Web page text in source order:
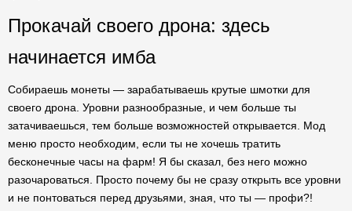
Прокачай своего дрона: здесь
начинается имба
Собираешь монеты — зарабатываешь крутые шмотки для
своего дрона. Уровни разнообразные, и чем больше ты
затачиваешься, тем больше возможностей открывается. Мод
меню просто необходим, если ты не хочешь тратить
бесконечные часы на фарм! Я бы сказал, без него можно
разочароваться. Просто почему бы не сразу открыть все уровни
и не понтоваться перед друзьями, зная, что ты — профи?!